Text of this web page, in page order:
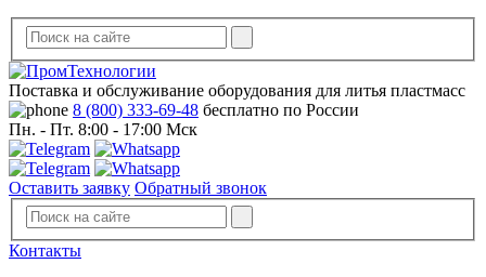
Поставка и обслуживание оборудования для литья пластмасс
8 (800) 333-69-48 бесплатно по России
Пн. - Пт. 8:00 - 17:00 Мск
Оставить заявку Обратный звонок
Контакты